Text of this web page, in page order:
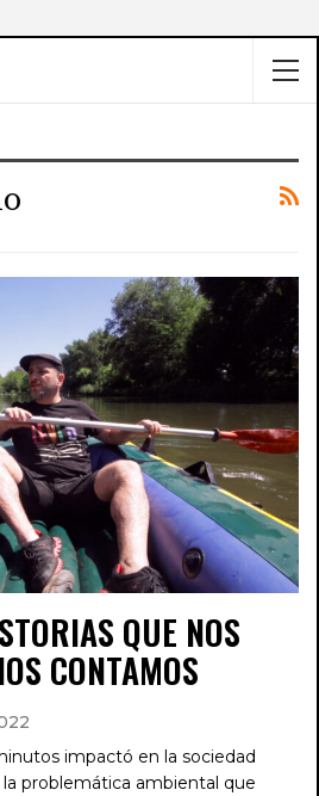
QUE NOS
CONTAMOS
impactó en la sociedad
problemática ambiental que